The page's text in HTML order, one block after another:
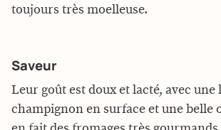
toujours très moelleuse.
Saveur
Leur goût est doux et lacté, avec une
champignon en surface et une belle